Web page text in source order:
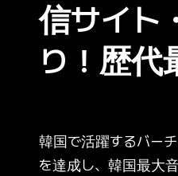
信サイト
り！歴
韓国で活躍するバー
を達成し、韓国最大